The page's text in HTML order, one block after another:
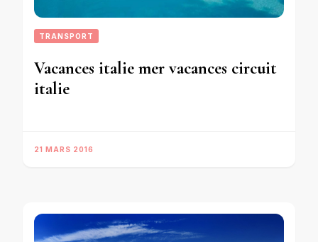
TRANSPORT
Vacances italie mer vacances circuit
italie
21 MARS 2016